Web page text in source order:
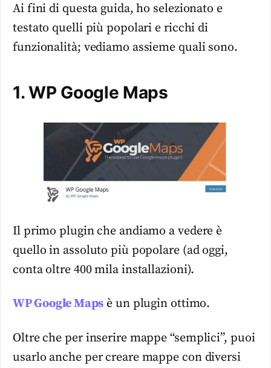
Ai fini di questa guida, ho selezionato e
testato quelli più popolari e ricchi di
funzionalità; vediamo assieme quali sono.
1. WP Google Maps
Il primo plugin che andiamo a vedere è
quello in assoluto più popolare (ad oggi,
conta oltre 400 mila installazioni).
WP Google Maps è un plugin ottimo.
Oltre che per inserire mappe “semplici”, puoi
usarlo anche per creare mappe con diversi